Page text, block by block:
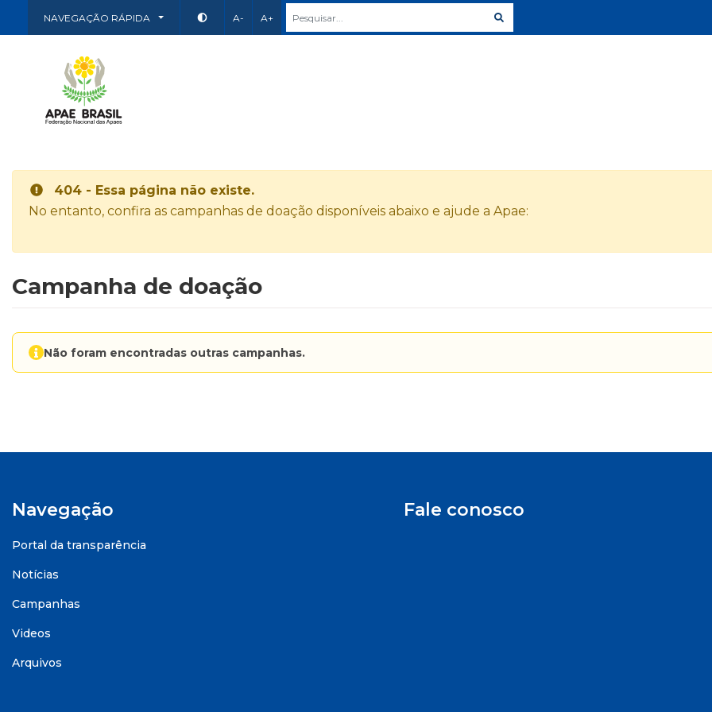
NAVEGAÇÃO RÁPIDA A- A+
404 - Essa página não existe.
No entanto, confira as campanhas de doação disponíveis abaixo e ajude a Apae:
Campanha de doação
Não foram encontradas outras campanhas.
Navegação
Portal da transparência
Notícias
Campanhas
Videos
Arquivos
Fale conosco